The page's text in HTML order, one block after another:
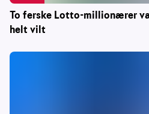
To ferske Lotto-millionærer
helt vilt